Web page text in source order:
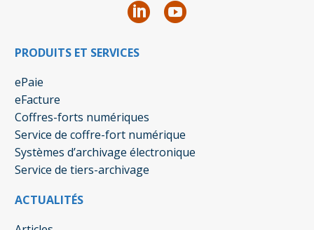
PRODUITS ET SERVICES
ePaie
eFacture
Coffres-forts numériques
Service de coffre-fort numérique
Systèmes d’archivage électronique
Service de tiers-archivage
ACTUALITÉS